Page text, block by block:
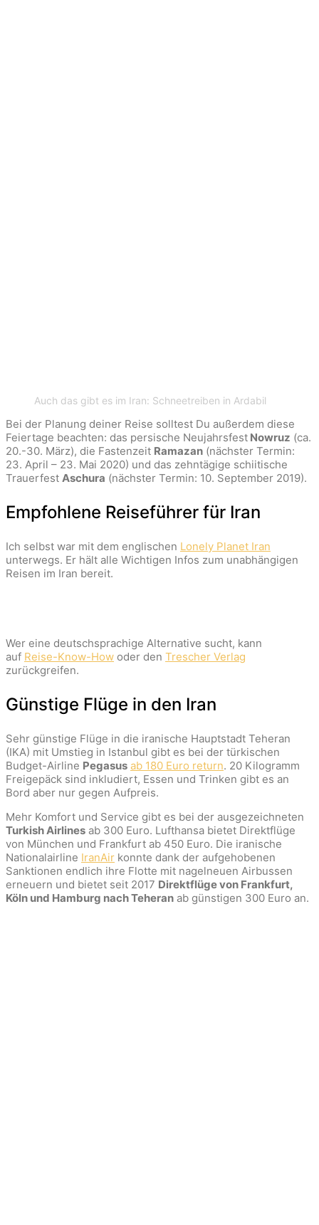
Auch das gibt es im Iran: Schneetreiben in Ardabil
Bei der Planung deiner Reise solltest Du außerdem diese
Feiertage beachten: das persische Neujahrsfest Nowruz (ca.
20.-30. März), die Fastenzeit Ramazan (nächster Termin:
23. April – 23. Mai 2020) und das zehntägige schiitische
Trauerfest Aschura (nächster Termin: 10. September 2019).
Empfohlene Reiseführer für Iran
Ich selbst war mit dem englischen Lonely Planet Iran
unterwegs. Er hält alle Wichtigen Infos zum unabhängigen
Reisen im Iran bereit.
Wer eine deutschsprachige Alternative sucht, kann
auf Reise-Know-How oder den Trescher Verlag
zurückgreifen.
Günstige Flüge in den Iran
Sehr günstige Flüge in die iranische Hauptstadt Teheran
(IKA) mit Umstieg in Istanbul gibt es bei der türkischen
Budget-Airline Pegasus ab 180 Euro return. 20 Kilogramm
Freigepäck sind inkludiert, Essen und Trinken gibt es an
Bord aber nur gegen Aufpreis.
Mehr Komfort und Service gibt es bei der ausgezeichneten
Turkish Airlines ab 300 Euro. Lufthansa bietet Direktflüge
von München und Frankfurt ab 450 Euro. Die iranische
Nationalairline IranAir konnte dank der aufgehobenen
Sanktionen endlich ihre Flotte mit nagelneuen Airbussen
erneuern und bietet seit 2017 Direktflüge von Frankfurt,
Köln und Hamburg nach Teheran ab günstigen 300 Euro an.